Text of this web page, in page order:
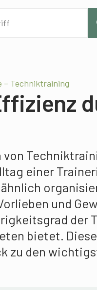
– Techniktraining
von
einer
und
der
bietet.
zu den